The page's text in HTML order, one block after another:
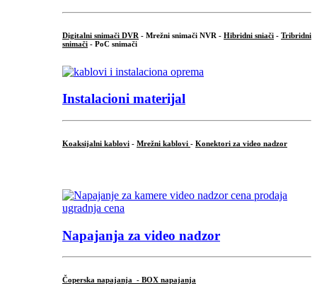
Digitalni snimači DVR - Mrežni snimači NVR - Hibridni sniači - Tribridni
snimači - PoC snimači
Instalacioni materijal
Koaksijalni kablovi - Mrežni kablovi - Konektori za video nadzor
Napajanja za video nadzor
Čoperska napajanja - BOX napajanja